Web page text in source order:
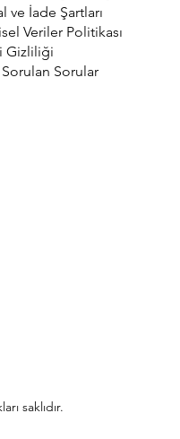
ve İade Şartları
Veriler Politikası
Gizliliği
Sorulan Sorular
saklıdır.